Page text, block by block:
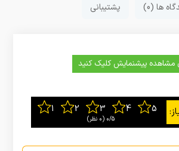
ها (0) پشتیبانی
مشاهده پیشنمایش کلیک کنید
0/5 ‫(0 نظر)